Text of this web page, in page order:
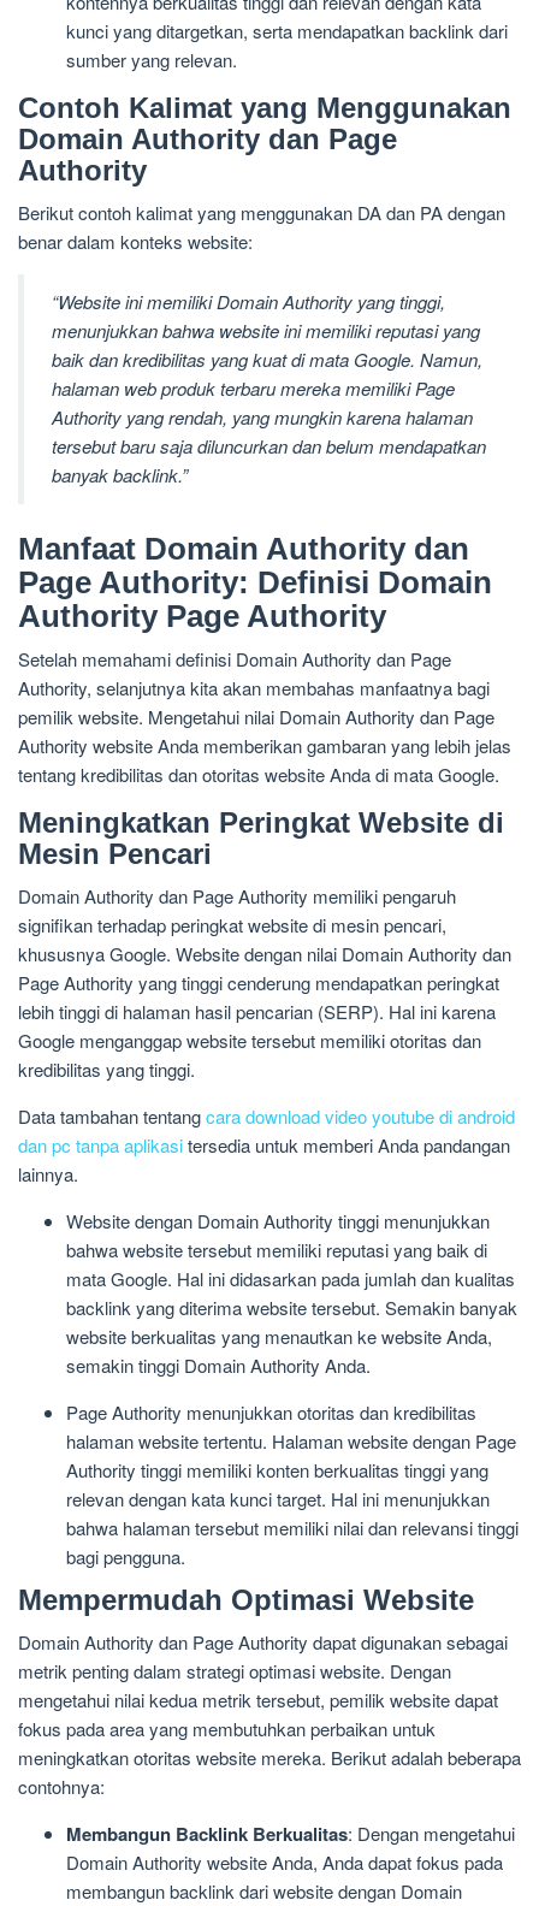
kunci yang ditargetkan, serta mendapatkan backlink dari
sumber yang relevan.
Contoh Kalimat yang Menggunakan
Domain Authority dan Page
Authority
Berikut contoh kalimat yang menggunakan DA dan PA dengan
benar dalam konteks website:
“Website ini memiliki Domain Authority yang tinggi,
menunjukkan bahwa website ini memiliki reputasi yang
baik dan kredibilitas yang kuat di mata Google. Namun,
halaman web produk terbaru mereka memiliki Page
Authority yang rendah, yang mungkin karena halaman
tersebut baru saja diluncurkan dan belum mendapatkan
banyak backlink.”
Manfaat Domain Authority dan
Page Authority: Definisi Domain
Authority Page Authority
Setelah memahami definisi Domain Authority dan Page
Authority, selanjutnya kita akan membahas manfaatnya bagi
pemilik website. Mengetahui nilai Domain Authority dan Page
Authority website Anda memberikan gambaran yang lebih jelas
tentang kredibilitas dan otoritas website Anda di mata Google.
Meningkatkan Peringkat Website di
Mesin Pencari
Domain Authority dan Page Authority memiliki pengaruh
signifikan terhadap peringkat website di mesin pencari,
khususnya Google. Website dengan nilai Domain Authority dan
Page Authority yang tinggi cenderung mendapatkan peringkat
lebih tinggi di halaman hasil pencarian (SERP). Hal ini karena
Google menganggap website tersebut memiliki otoritas dan
kredibilitas yang tinggi.
Data tambahan tentangcara download video youtube di android
dan pc tanpa aplikasitersedia untuk memberi Anda pandangan
lainnya.
Website dengan Domain Authority tinggi menunjukkan
bahwa website tersebut memiliki reputasi yang baik di
mata Google. Hal ini didasarkan pada jumlah dan kualitas
backlink yang diterima website tersebut. Semakin banyak
website berkualitas yang menautkan ke website Anda,
semakin tinggi Domain Authority Anda.
Page Authority menunjukkan otoritas dan kredibilitas
halaman website tertentu. Halaman website dengan Page
Authority tinggi memiliki konten berkualitas tinggi yang
relevan dengan kata kunci target. Hal ini menunjukkan
bahwa halaman tersebut memiliki nilai dan relevansi tinggi
bagi pengguna.
Mempermudah Optimasi Website
Domain Authority dan Page Authority dapat digunakan sebagai
metrik penting dalam strategi optimasi website. Dengan
mengetahui nilai kedua metrik tersebut, pemilik website dapat
fokus pada area yang membutuhkan perbaikan untuk
meningkatkan otoritas website mereka. Berikut adalah beberapa
contohnya:
Membangun Backlink Berkualitas: Dengan mengetahui
Domain Authority website Anda, Anda dapat fokus pada
membangun backlink dari website dengan Domain